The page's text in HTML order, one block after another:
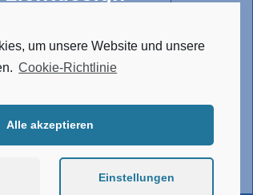
um unsere Website und unsere
Cookie-Richtlinie
Alle akzeptieren
Einstellungen